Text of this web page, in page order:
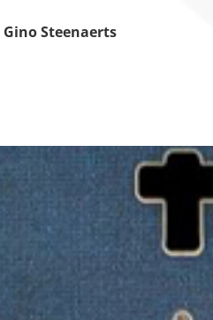
Gino Steenaerts